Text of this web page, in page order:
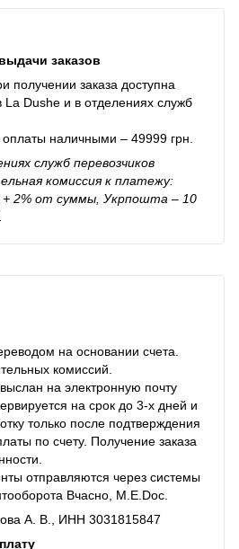
заказов
получении заказа доступна
La Dushe и в отделениях служб
наличными – 49999 грн.
служб перевозчиков
комиссия к платежу:
2% от суммы, Укрпошта – 10
на основании счета.
комиссий.
на электронную почту
на срок до 3-х дней и
только после подтверждения
по счету. Получение заказа
отправляются через системы
Вчасно, M.E.Doc.
А. В., ИНН 3031815847